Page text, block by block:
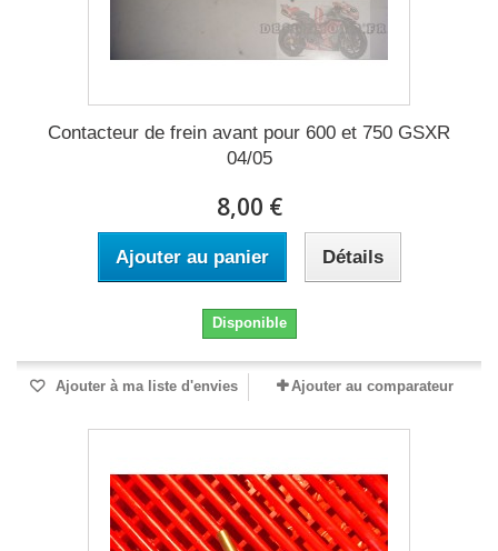
Contacteur de frein avant pour 600 et 750 GSXR
04/05
8,00 €
Ajouter au panier Détails
Disponible
Ajouter à ma liste d'envies Ajouter au comparateur